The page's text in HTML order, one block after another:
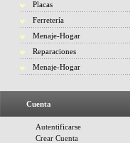
Placas
Ferretería
Menaje-Hogar
Reparaciones
Menaje-Hogar
Cuenta
Autentificarse
Crear Cuenta